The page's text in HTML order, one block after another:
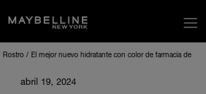
Rostro
El mejor nuevo hidratante con color de farmacia de
abril 19, 2024